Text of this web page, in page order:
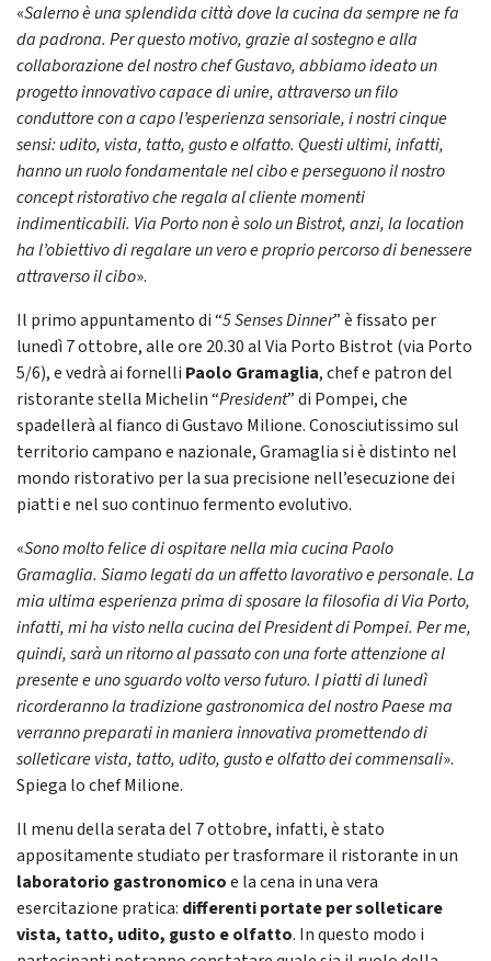
«Salernoèunasplendidacittàdove la cucina da sempre ne fa
da padrona. Per questo motivo, grazie al sostegno e alla
collaborazione del nostro chef Gustavo, abbiamo ideato un
progetto innovativo capace di unire, attraverso un filo
conduttore con a capo l’esperienza sensoriale, i nostri cinque
sensi: udito, vista, tatto, gusto e olfatto. Questi ultimi, infatti,
hanno un ruolo fondamentale nel cibo e perseguono il nostro
concept ristorativo che regala al cliente momenti
indimenticabili. Via Porto nonèsolounBistrot,anzi,lalocation
hal’obiettivo di regalare un vero e proprio percorso di benessere
attraverso il cibo».
Il primo appuntamento di “5 Senses Dinner” è fissato per
lunedì 7 ottobre, alle ore 20.30 al Via Porto Bistrot (via Porto
5/6), e vedrà ai fornelli Paolo Gramaglia, chef e patron del
ristorante stella Michelin “President” di Pompei, che
spadellerà al fianco di Gustavo Milione. Conosciutissimo sul
territorio campano e nazionale, Gramaglia si è distinto nel
mondo ristorativo per la sua precisione nell’esecuzione dei
piatti e nel suo continuo fermento evolutivo.
«Sono molto felice di ospitare nella mia cucina Paolo
Gramaglia. Siamo legati da un affetto lavorativo e personale. La
mia ultima esperienza prima di sposare la filosofia di Via Porto,
infatti, mi ha visto nella cucina del President di Pompei. Per me,
quindi, saràun ritorno al passato con una forte attenzione al
presente e uno sguardo volto verso futuro. I piatti di lunedì
ricorderanno la tradizione gastronomica del nostro Paese ma
verranno preparati in maniera innovativa promettendo di
solleticare vista, tatto, udito, gusto e olfatto dei commensali».
Spiega lo chef Milione.
Il menu della serata del 7 ottobre, infatti, è stato
appositamente studiato per trasformare il ristorante in un
laboratorio gastronomicoe la cena in una vera
esercitazione pratica: differenti portate per solleticare
vista, tatto, udito, gusto e olfatto. In questo modo i